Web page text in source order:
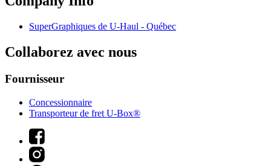
SuperGraphiques de U-Haul - Québec
Collaborez avec nous
Fournisseur
Concessionnaire
Transporteur de fret U-Box®